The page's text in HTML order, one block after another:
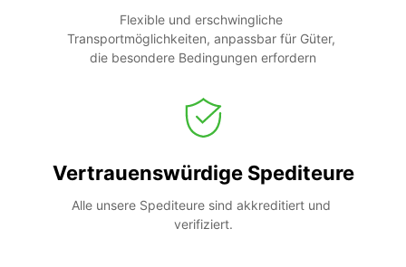
Flexible und erschwingliche
Transportmöglichkeiten, anpassbar für Güter,
die besondere Bedingungen erfordern
Vertrauenswürdige Spediteure
Alle unsere Spediteure sind akkreditiert und
verifiziert.